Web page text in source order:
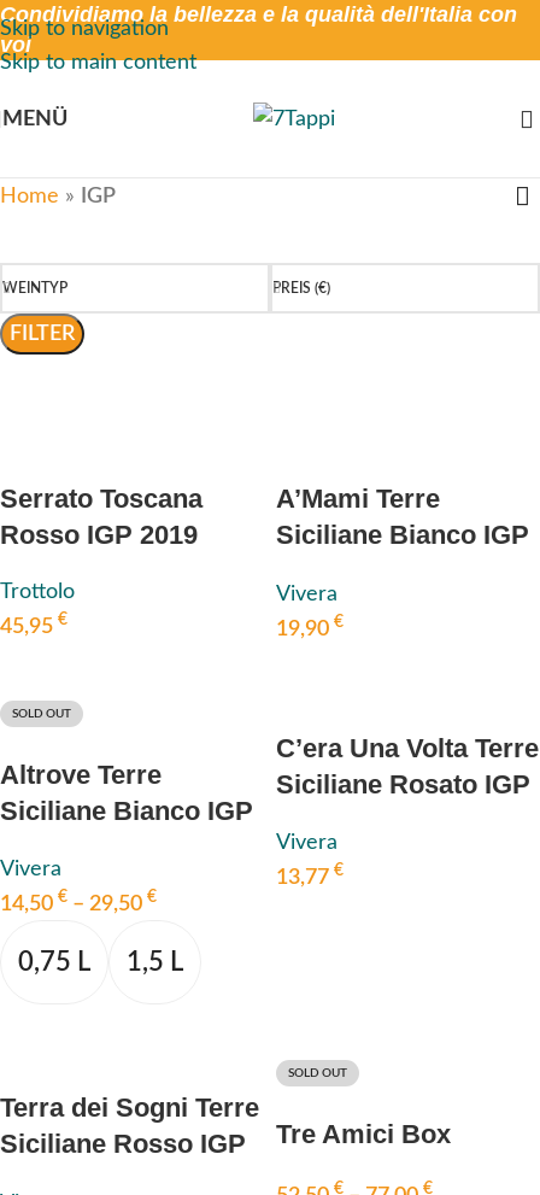
Skip to navigation
Skip to main content
Condividiamo la bellezza e la qualità dell'Italia con
voi
MENÜ
Home » IGP
WEINTYP PREIS (€)
FILTER
Serrato Toscana
Rosso IGP 2019
Trottolo
45,95 €
A’Mami Terre
Siciliane Bianco IGP
Vivera
19,90 €
SOLD OUT
Altrove Terre
Siciliane Bianco IGP
Vivera
14,50 € – 29,50 €
0,75 L 1,5 L
C’era Una Volta Terre
Siciliane Rosato IGP
Vivera
13,77 €
Terra dei Sogni Terre
Siciliane Rosso IGP
SOLD OUT
Tre Amici Box
€ €